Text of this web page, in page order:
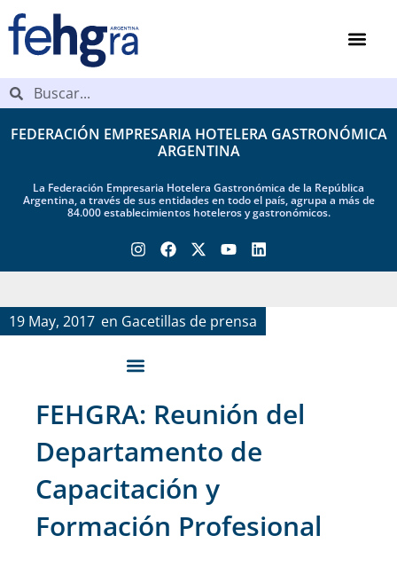
FEDERACIÓN EMPRESARIA HOTELERA GASTRONÓMICA
ARGENTINA
La Federación Empresaria Hotelera Gastronómica de la República
Argentina, a través de sus entidades en todo el país, agrupa a más de
84.000 establecimientos hoteleros y gastronómicos.
19 May, 2017 en Gacetillas de prensa
FEHGRA: Reunión del
Departamento de
Capacitación y
Formación Profesional